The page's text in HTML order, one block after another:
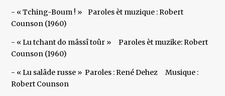
- « Tching-Boum ! » Paroles èt muzique : Robert
Counson (1960)
- « Lu tchant do mâssî toûr » Paroles èt muzike: Robert
Counson (1960)
- « Lu salâde russe » Paroles : René Dehez Musique :
Robert Counson